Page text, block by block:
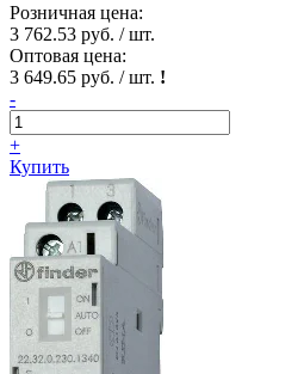
Розничная цена:
3 762.53 руб. / шт.
Оптовая цена:
3 649.65 руб. / шт. !
-
+
Купить